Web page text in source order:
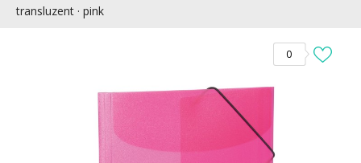
transluzent · pink
0